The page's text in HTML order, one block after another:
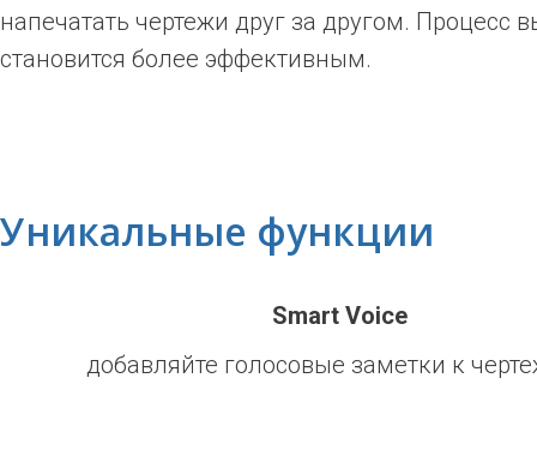
напечатать чертежи друг за другом. Процесс
становится более эффективным.
Уникальные функции
Smart Voice
добавляйте голосовые заметки к